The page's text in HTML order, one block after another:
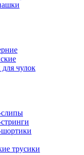
чулок
слипы
шортики
трусики